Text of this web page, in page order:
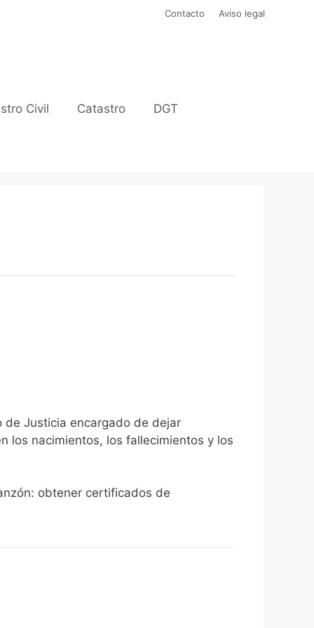
Contacto Aviso legal
Civil Catastro DGT
Justicia encargado de dejar
los nacimientos, los fallecimientos y los
obtener certificados de